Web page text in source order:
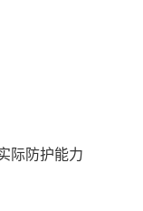
际防护能力